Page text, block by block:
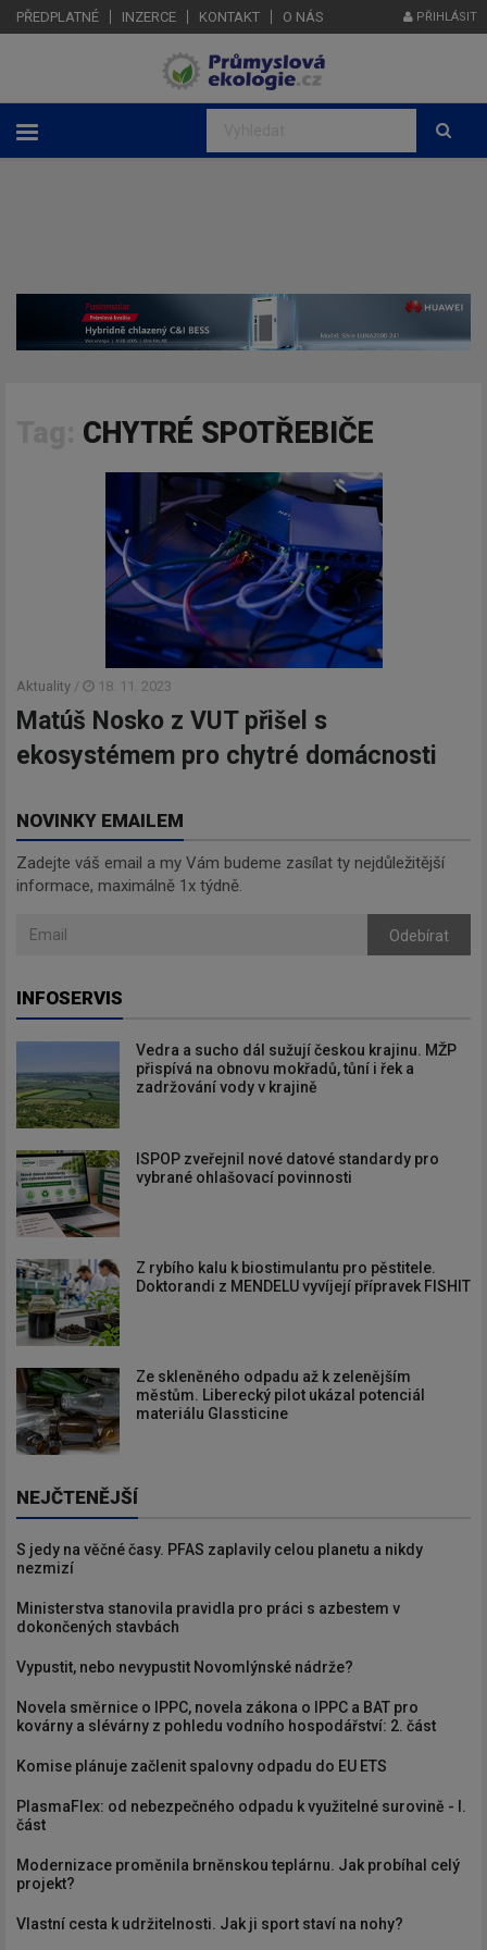
PŘEDPLATNÉ INZERCE KONTAKT O NÁS PŘIHLÁSIT
CHYTRÉ SPOTŘEBIČE
Aktuality / 18. 11. 2023
Matúš Nosko z VUT přišel s
ekosystémem pro chytré domácnosti
NOVINKY EMAILEM
Zadejte váš email a my Vám budeme zasílat ty nejdůležitější
informace, maximálně 1x týdně.
Odebírat
INFOSERVIS
Vedra a sucho dál sužují českou krajinu. MŽP
přispívá na obnovu mokřadů, tůní i řek a
zadržování vody v krajině
ISPOP zveřejnil nové datové standardy pro
vybrané ohlašovací povinnosti
Z rybího kalu k biostimulantu pro pěstitele.
Doktorandi z MENDELU vyvíjejí přípravek FISHIT
Ze skleněného odpadu až k zelenějším
městům. Liberecký pilot ukázal potenciál
materiálu Glassticine
NEJČTENĚJŠÍ
S jedy na věčné časy. PFAS zaplavily celou planetu a nikdy
nezmizí
Ministerstva stanovila pravidla pro práci s azbestem v
dokončených stavbách
Vypustit, nebo nevypustit Novomlýnské nádrže?
Novela směrnice o IPPC, novela zákona o IPPC a BAT pro
kovárny a slévárny z pohledu vodního hospodářství: 2. část
Komise plánuje začlenit spalovny odpadu do EU ETS
PlasmaFlex: od nebezpečného odpadu k využitelné surovině - I.
část
Modernizace proměnila brněnskou teplárnu. Jak probíhal celý
projekt?
Vlastní cesta k udržitelnosti. Jak ji sport staví na nohy?